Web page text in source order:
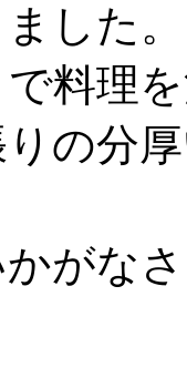
した
料理
の分
がな